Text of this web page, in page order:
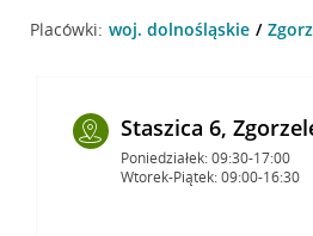
Placówki: woj. dolnośląskie
Staszica 6,
Poniedziałek: 09:30-17:00
Wtorek-Piątek: 09:00-16:30